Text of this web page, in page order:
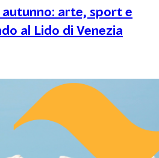
autunno: arte, sport e
al Lido di Venezia